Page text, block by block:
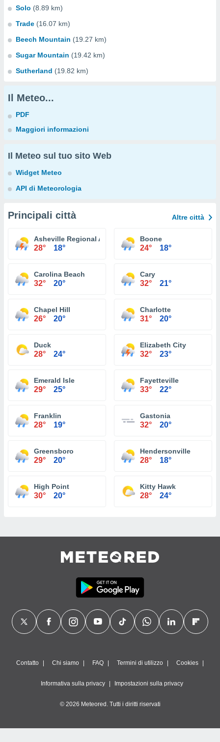
Solo (8.89 km)
Trade (16.07 km)
Beech Mountain (19.27 km)
Sugar Mountain (19.42 km)
Sutherland (19.82 km)
Il Meteo...
PDF
Maggiori informazioni
Il Meteo sul tuo sito Web
Widget Meteo
API di Meteorologia
Principali città Altre città
Asheville Regional Airport
28° 18°
Boone
24° 18°
Carolina Beach
32° 20°
Cary
32° 21°
Chapel Hill
26° 20°
Charlotte
31° 20°
Duck
28° 24°
Elizabeth City
32° 23°
Emerald Isle
29° 25°
Fayetteville
33° 22°
Franklin
28° 19°
Gastonia
32° 20°
Greensboro
29° 20°
Hendersonville
28° 18°
High Point
30° 20°
Kitty Hawk
28° 24°
Contatto Chi siamo FAQ Termini di utilizzo Cookies
Informativa sulla privacy Impostazioni sulla privacy
© 2026 Meteored. Tutti i diritti riservati